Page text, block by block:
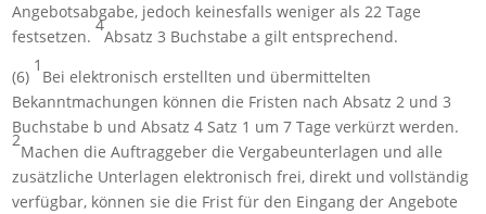
Angebotsabgabe, jedoch keinesfalls weniger als 22 Tage
festsetzen.
4
Absatz 3 Buchstabe a gilt entsprechend.
(6)
1
Bei elektronisch erstellten und übermittelten
Bekanntmachungen können die Fristen nach Absatz 2 und 3
Buchstabe b und Absatz 4 Satz 1 um 7 Tage verkürzt werden.
2
Machen die Auftraggeber die Vergabeunterlagen und alle
zusätzliche Unterlagen elektronisch frei, direkt und vollständig
verfügbar, können sie die Frist für den Eingang der Angebote